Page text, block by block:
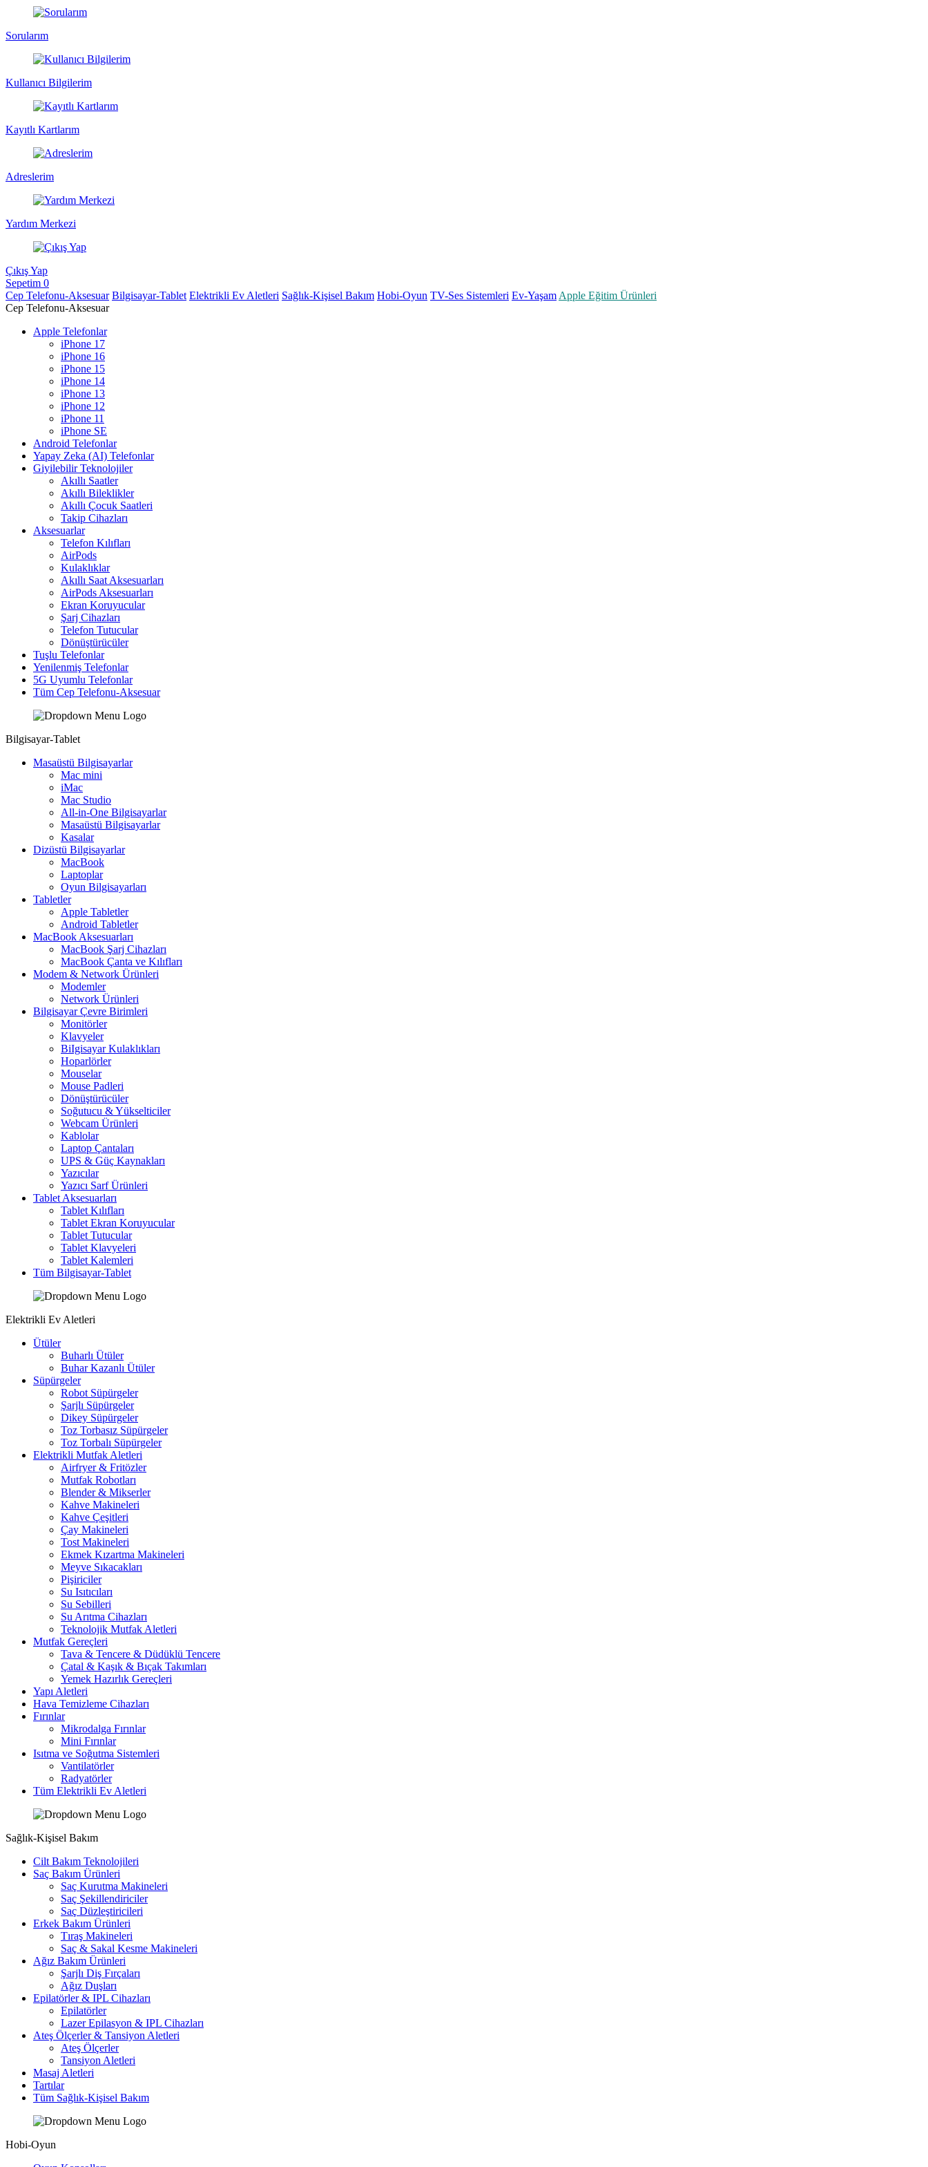
Sorularım
Kullanıcı Bilgilerim
Kayıtlı Kartlarım
Adreslerim
Yardım Merkezi
Çıkış Yap
Sepetim 0
Cep Telefonu-Aksesuar Bilgisayar-Tablet Elektrikli Ev Aletleri Sağlık-Kişisel Bakım Hobi-Oyun TV-Ses Sistemleri Ev-Yaşam Apple Eğitim Ürünleri
Cep Telefonu-Aksesuar
Apple Telefonlar
iPhone 17
iPhone 16
iPhone 15
iPhone 14
iPhone 13
iPhone 12
iPhone 11
iPhone SE
Android Telefonlar
Yapay Zeka (AI) Telefonlar
Giyilebilir Teknolojiler
Akıllı Saatler
Akıllı Bileklikler
Akıllı Çocuk Saatleri
Takip Cihazları
Aksesuarlar
Telefon Kılıfları
AirPods
Kulaklıklar
Akıllı Saat Aksesuarları
AirPods Aksesuarları
Ekran Koruyucular
Şarj Cihazları
Telefon Tutucular
Dönüştürücüler
Tuşlu Telefonlar
Yenilenmiş Telefonlar
5G Uyumlu Telefonlar
Tüm Cep Telefonu-Aksesuar
Bilgisayar-Tablet
Masaüstü Bilgisayarlar
Mac mini
iMac
Mac Studio
All-in-One Bilgisayarlar
Masaüstü Bilgisayarlar
Kasalar
Dizüstü Bilgisayarlar
MacBook
Laptoplar
Oyun Bilgisayarları
Tabletler
Apple Tabletler
Android Tabletler
MacBook Aksesuarları
MacBook Şarj Cihazları
MacBook Çanta ve Kılıfları
Modem & Network Ürünleri
Modemler
Network Ürünleri
Bilgisayar Çevre Birimleri
Monitörler
Klavyeler
BiIgisayar Kulaklıkları
Hoparlörler
Mouselar
Mouse Padleri
Dönüştürücüler
Soğutucu & Yükselticiler
Webcam Ürünleri
Kablolar
Laptop Çantaları
UPS & Güç Kaynakları
Yazıcılar
Yazıcı Sarf Ürünleri
Tablet Aksesuarları
Tablet Kılıfları
Tablet Ekran Koruyucular
Tablet Tutucular
Tablet Klavyeleri
Tablet Kalemleri
Tüm Bilgisayar-Tablet
Elektrikli Ev Aletleri
Ütüler
Buharlı Ütüler
Buhar Kazanlı Ütüler
Süpürgeler
Robot Süpürgeler
Şarjlı Süpürgeler
Dikey Süpürgeler
Toz Torbasız Süpürgeler
Toz Torbalı Süpürgeler
Elektrikli Mutfak Aletleri
Airfryer & Fritözler
Mutfak Robotları
Blender & Mikserler
Kahve Makineleri
Kahve Çeşitleri
Çay Makineleri
Tost Makineleri
Ekmek Kızartma Makineleri
Meyve Sıkacakları
Pişiriciler
Su Isıtıcıları
Su Sebilleri
Su Arıtma Cihazları
Teknolojik Mutfak Aletleri
Mutfak Gereçleri
Tava & Tencere & Düdüklü Tencere
Çatal & Kaşık & Bıçak Takımları
Yemek Hazırlık Gereçleri
Yapı Aletleri
Hava Temizleme Cihazları
Fırınlar
Mikrodalga Fırınlar
Mini Fırınlar
Isıtma ve Soğutma Sistemleri
Vantilatörler
Radyatörler
Tüm Elektrikli Ev Aletleri
Sağlık-Kişisel Bakım
Cilt Bakım Teknolojileri
Saç Bakım Ürünleri
Saç Kurutma Makineleri
Saç Şekillendiriciler
Saç Düzleştiricileri
Erkek Bakım Ürünleri
Tıraş Makineleri
Saç & Sakal Kesme Makineleri
Ağız Bakım Ürünleri
Şarjlı Diş Fırçaları
Ağız Duşları
Epilatörler & IPL Cihazları
Epilatörler
Lazer Epilasyon & IPL Cihazları
Ateş Ölçerler & Tansiyon Aletleri
Ateş Ölçerler
Tansiyon Aletleri
Masaj Aletleri
Tartılar
Tüm Sağlık-Kişisel Bakım
Hobi-Oyun